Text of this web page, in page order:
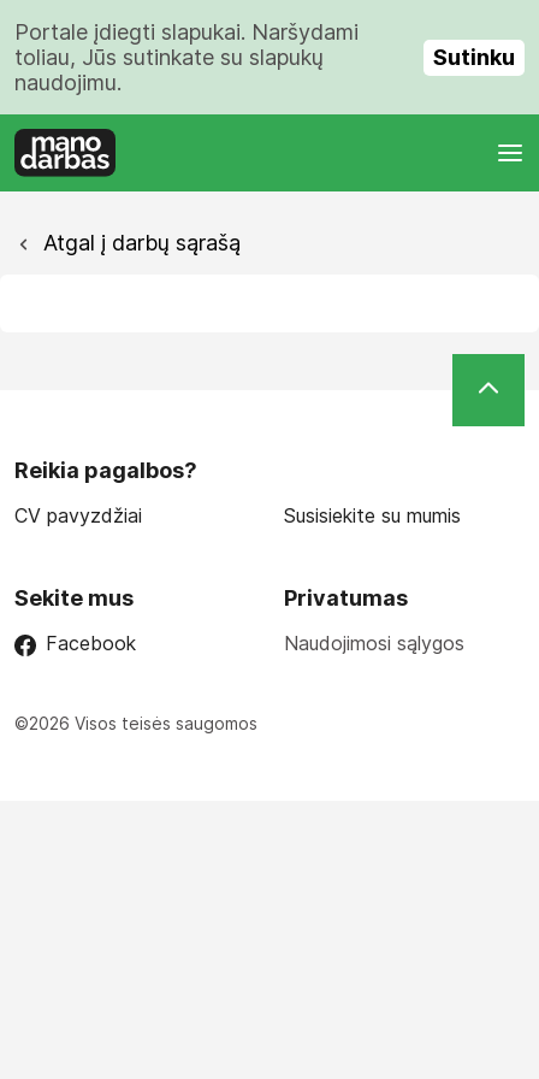
Portale įdiegti slapukai. Naršydami
toliau, Jūs sutinkate su slapukų
naudojimu.
Sutinku
Atgal į darbų sąrašą
Reikia pagalbos?
CV pavyzdžiai Susisiekite su mumis
Sekite mus
Facebook
Privatumas
Naudojimosi sąlygos
©2026 Visos teisės saugomos